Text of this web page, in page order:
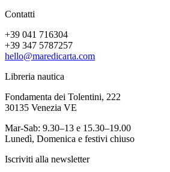
Contatti
+39 041 716304
+39 347 5787257
hello@maredicarta.com
Libreria nautica
Fondamenta dei Tolentini, 222
30135 Venezia VE
Mar-Sab: 9.30–13 e 15.30–19.00
Lunedì, Domenica e festivi chiuso
Iscriviti alla newsletter